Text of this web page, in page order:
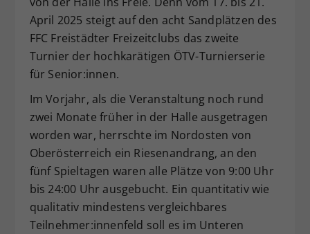
April 2025 steigt auf den acht Sandplätzen des
FFC Freistädter Freizeitclubs das zweite
Turnier der hochkarätigen ÖTV-Turnierserie
für Senior:innen.
Im Vorjahr, als die Veranstaltung noch rund
zwei Monate früher in der Halle ausgetragen
worden war, herrschte im Nordosten von
Oberösterreich ein Riesenandrang, an den
fünf Spieltagen waren alle Plätze von 9:00 Uhr
bis 24:00 Uhr ausgebucht. Ein quantitativ wie
qualitativ mindestens vergleichbares
Teilnehmer:innenfeld soll es im Unteren
Zweck
Dieser Wert speichert Ihre Consent-
Einstellungen. Unter anderem eine
zufällig generierte ID, für die
historische Speicherung Ihrer
vorgenommen Einstellungen, falls der
Webseiten-Betreiber dies eingestellt